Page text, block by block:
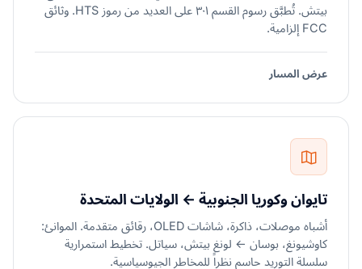
بيتش. تُطبَّق رسوم القسم ٣٠١ على العديد من رموز HTS. وثائق
FCC إلزامية.
عرض المسار
تايوان وكوريا الجنوبية ← الولايات المتحدة
أشباه موصلات، ذاكرة، شاشات OLED، رقائق متقدمة. الموانئ:
كاوشيونغ، بوسان ← لونغ بيتش، سياتل. تخطيط استمرارية
سلسلة التوريد حاسم نظراً للمخاطر الجيوسياسية.